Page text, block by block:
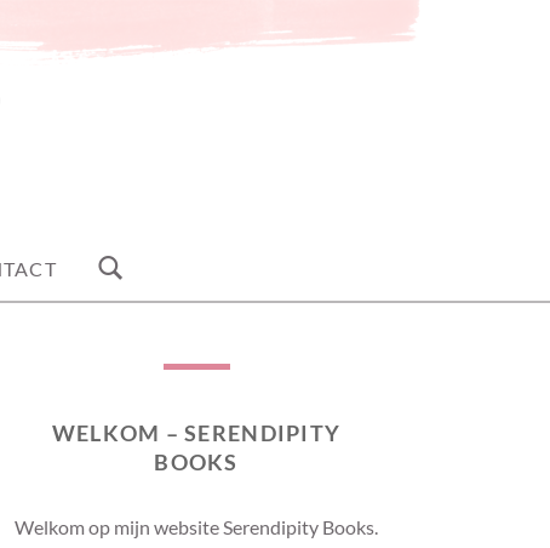
WELKOM – SERENDIPITY
BOOKS
Welkom op mijn website Serendipity Books.